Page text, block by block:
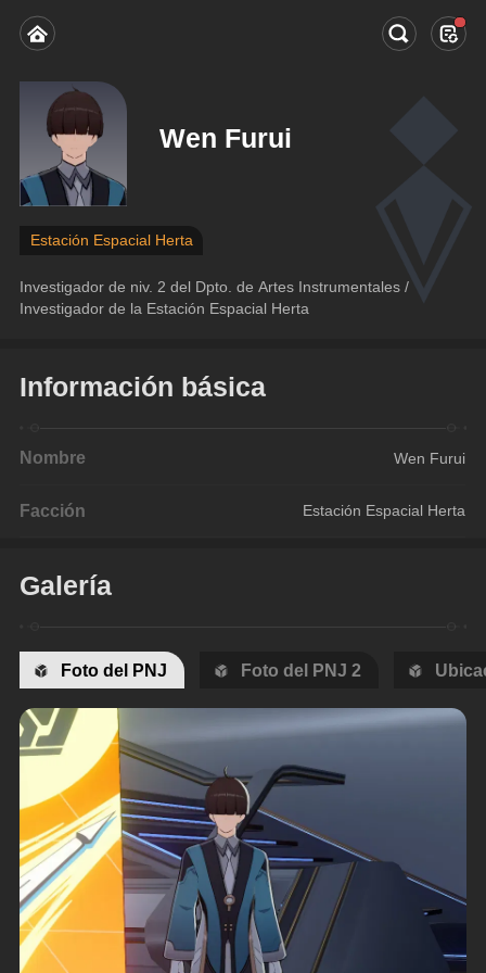
Wen Furui
Estación Espacial Herta
Investigador de niv. 2 del Dpto. de Artes Instrumentales /
Investigador de la Estación Espacial Herta
Información básica
Nombre Wen Furui
Facción Estación Espacial Herta
Galería
Foto del PNJ Foto del PNJ 2